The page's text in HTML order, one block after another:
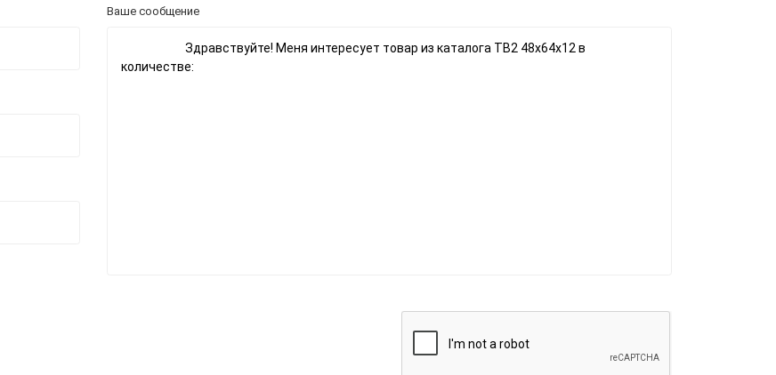
Ваше сообщение